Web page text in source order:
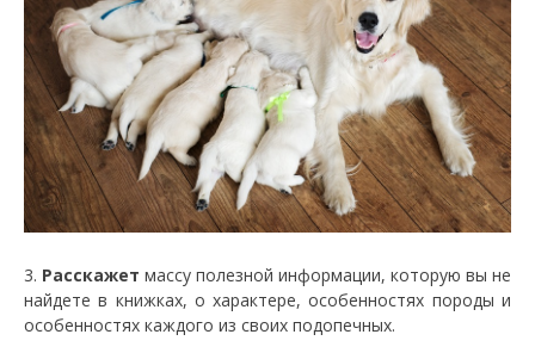
3. Расскажет массу полезной информации, которую вы не
найдете в книжках, о характере, особенностях породы и
особенностях каждого из своих подопечных.